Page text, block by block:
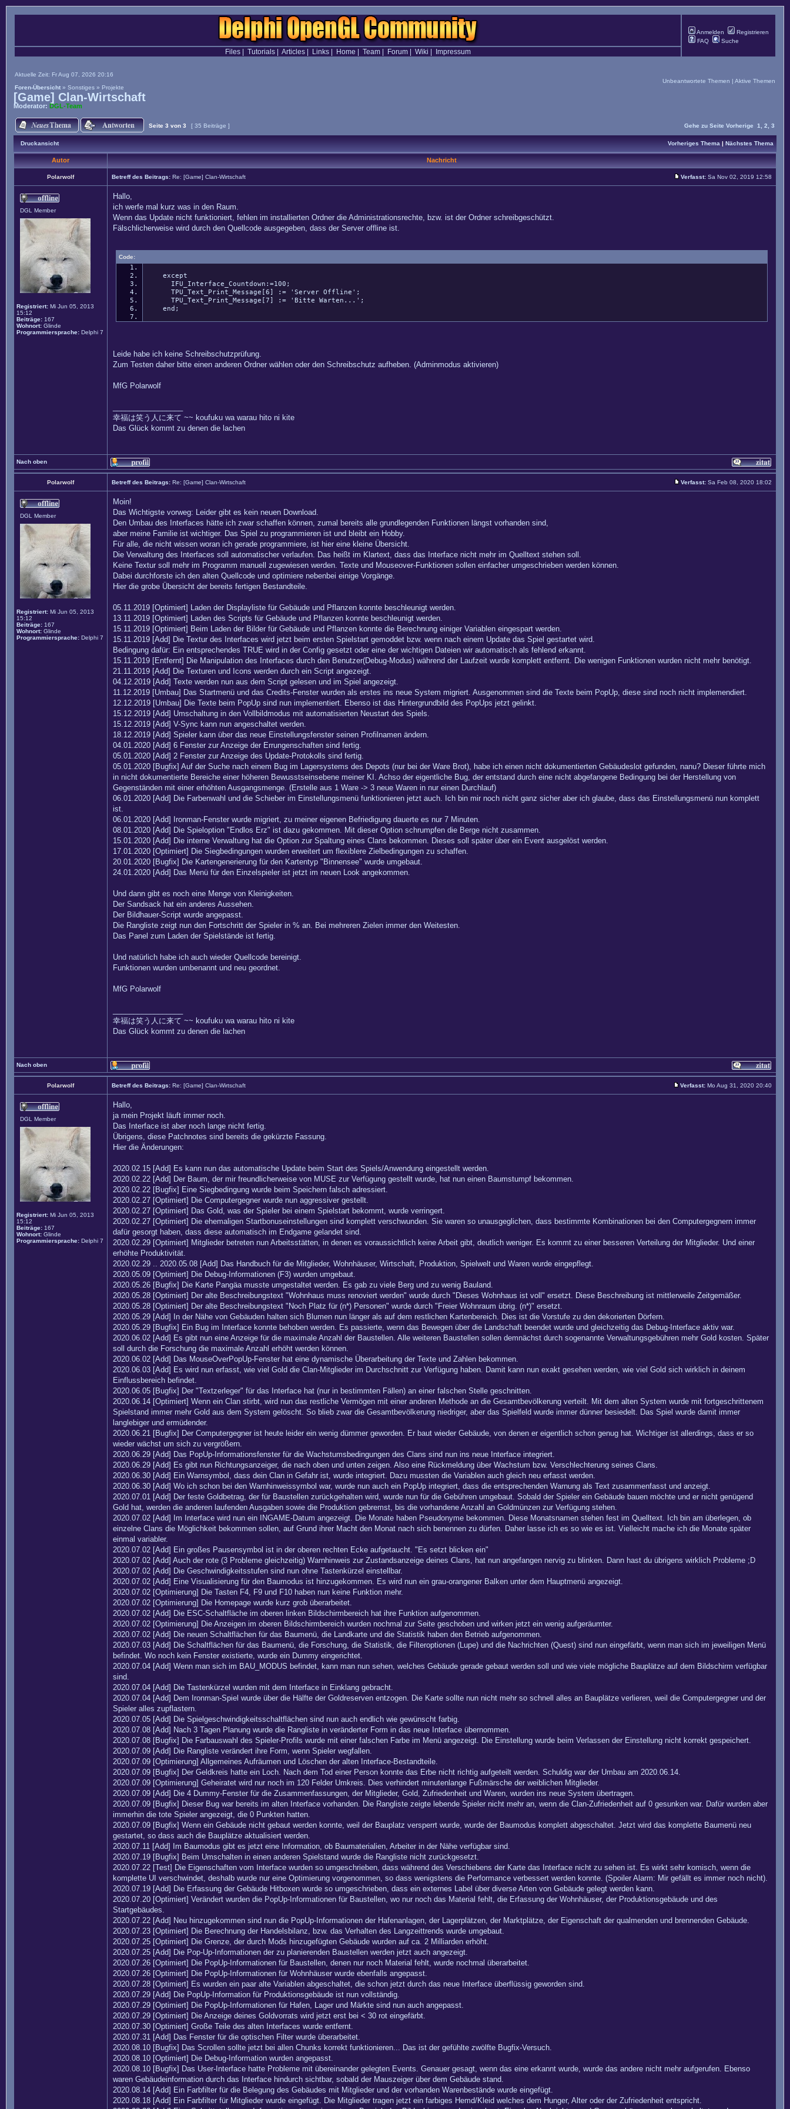
Anmelden
Registrieren
FAQ
Suche
Files| Tutorials| Articles| Links| Home Team| Forum| Wiki Impressum
Aktuelle Zeit: Fr Aug 07, 2026 20:16
Foren-Übersicht » Sonstiges » Projekte
Unbeantwortete Themen | Aktive Themen
[Game] Clan-Wirtschaft
Moderator: DGL-Team
Seite 3 von 3 [ 35 Beiträge ] Gehe zu Seite Vorherige 1 2 3
Druckansicht Vorheriges Thema | Nächstes Thema
Autor Nachricht
Polarwolf Betreff des Beitrags: Re: [Game] Clan-Wirtschaft Verfasst: Sa Nov 02, 2019 12:58
DGL Member
Registriert: Mi Jun 05, 2013
15:12
Beiträge: 167
Wohnort: Glinde
Programmiersprache: Delphi 7
Hallo,
ich werfe mal kurz was in den Raum.
Wenn das Update nicht funktioniert, fehlen im installierten Ordner die Administrationsrechte, bzw. ist der Ordner schreibgeschützt.
Fälschlicherweise wird durch den Quellcode ausgegeben, dass der Server offline ist.
Code:
except
IFU_Interface_Countdown:=100;
TPU_Text_Print_Message[6] := 'Server Offline';
TPU_Text_Print_Message[7] := 'Bitte Warten...';
end;
Leide habe ich keine Schreibschutzprüfung.
Zum Testen daher bitte einen anderen Ordner wählen oder den Schreibschutz aufheben. (Adminmodus aktivieren)
MfG Polarwolf
幸福は笑う人に来て ~~ koufuku wa warau hito ni kite
Das Glück kommt zu denen die lachen
Nach oben
Polarwolf Betreff des Beitrags: Re: [Game] Clan-Wirtschaft Verfasst: Sa Feb 08, 2020 18:02
DGL Member
Registriert: Mi Jun 05, 2013
15:12
Beiträge: 167
Wohnort: Glinde
Programmiersprache: Delphi 7
Moin!
Das Wichtigste vorweg: Leider gibt es kein neuen Download.
Den Umbau des Interfaces hätte ich zwar schaffen können, zumal bereits alle grundlegenden Funktionen längst vorhanden sind,
aber meine Familie ist wichtiger. Das Spiel zu programmieren ist und bleibt ein Hobby.
Für alle, die nicht wissen woran ich gerade programmiere, ist hier eine kleine Übersicht.
Die Verwaltung des Interfaces soll automatischer verlaufen. Das heißt im Klartext, dass das Interface nicht mehr im Quelltext stehen soll.
Keine Textur soll mehr im Programm manuell zugewiesen werden. Texte und Mouseover-Funktionen sollen einfacher umgeschrieben werden können.
Dabei durchforste ich den alten Quellcode und optimiere nebenbei einige Vorgänge.
Hier die grobe Übersicht der bereits fertigen Bestandteile.
05.11.2019 [Optimiert] Laden der Displayliste für Gebäude und Pflanzen konnte beschleunigt werden.
13.11.2019 [Optimiert] Laden des Scripts für Gebäude und Pflanzen konnte beschleunigt werden.
15.11.2019 [Optimiert] Beim Laden der Bilder für Gebäude und Pflanzen konnte die Berechnung einiger Variablen eingespart werden.
15.11.2019 [Add] Die Textur des Interfaces wird jetzt beim ersten Spielstart gemoddet bzw. wenn nach einem Update das Spiel gestartet wird.
Bedingung dafür: Ein entsprechendes TRUE wird in der Config gesetzt oder eine der wichtigen Dateien wir automatisch als fehlend erkannt.
15.11.2019 [Entfernt] Die Manipulation des Interfaces durch den Benutzer(Debug-Modus) während der Laufzeit wurde komplett entfernt. Die wenigen Funktionen wurden nicht mehr benötigt.
21.11.2019 [Add] Die Texturen und Icons werden durch ein Script angezeigt.
04.12.2019 [Add] Texte werden nun aus dem Script gelesen und im Spiel angezeigt.
11.12.2019 [Umbau] Das Startmenü und das Credits-Fenster wurden als erstes ins neue System migriert. Ausgenommen sind die Texte beim PopUp, diese sind noch nicht implemendiert.
12.12.2019 [Umbau] Die Texte beim PopUp sind nun implementiert. Ebenso ist das Hintergrundbild des PopUps jetzt gelinkt.
15.12.2019 [Add] Umschaltung in den Vollbildmodus mit automatisierten Neustart des Spiels.
15.12.2019 [Add] V-Sync kann nun angeschaltet werden.
18.12.2019 [Add] Spieler kann über das neue Einstellungsfenster seinen Profilnamen ändern.
04.01.2020 [Add] 6 Fenster zur Anzeige der Errungenschaften sind fertig.
05.01.2020 [Add] 2 Fenster zur Anzeige des Update-Protokolls sind fertig.
05.01.2020 [Bugfix] Auf der Suche nach einem Bug im Lagersystems des Depots (nur bei der Ware Brot), habe ich einen nicht dokumentierten Gebäudeslot gefunden, nanu? Dieser führte mich
in nicht dokumentierte Bereiche einer höheren Bewusstseinsebene meiner KI. Achso der eigentliche Bug, der entstand durch eine nicht abgefangene Bedingung bei der Herstellung von
Gegenständen mit einer erhöhten Ausgangsmenge. (Erstelle aus 1 Ware -> 3 neue Waren in nur einen Durchlauf)
06.01.2020 [Add] Die Farbenwahl und die Schieber im Einstellungsmenü funktionieren jetzt auch. Ich bin mir noch nicht ganz sicher aber ich glaube, dass das Einstellungsmenü nun komplett
ist.
06.01.2020 [Add] Ironman-Fenster wurde migriert, zu meiner eigenen Befriedigung dauerte es nur 7 Minuten.
08.01.2020 [Add] Die Spieloption "Endlos Erz" ist dazu gekommen. Mit dieser Option schrumpfen die Berge nicht zusammen.
15.01.2020 [Add] Die interne Verwaltung hat die Option zur Spaltung eines Clans bekommen. Dieses soll später über ein Event ausgelöst werden.
17.01.2020 [Optimiert] Die Siegbedingungen wurden erweitert um flexiblere Zielbedingungen zu schaffen.
20.01.2020 [Bugfix] Die Kartengenerierung für den Kartentyp "Binnensee" wurde umgebaut.
24.01.2020 [Add] Das Menü für den Einzelspieler ist jetzt im neuen Look angekommen.
Und dann gibt es noch eine Menge von Kleinigkeiten.
Der Sandsack hat ein anderes Aussehen.
Der Bildhauer-Script wurde angepasst.
Die Rangliste zeigt nun den Fortschritt der Spieler in % an. Bei mehreren Zielen immer den Weitesten.
Das Panel zum Laden der Spielstände ist fertig.
Und natürlich habe ich auch wieder Quellcode bereinigt.
Funktionen wurden umbenannt und neu geordnet.
MfG Polarwolf
幸福は笑う人に来て ~~ koufuku wa warau hito ni kite
Das Glück kommt zu denen die lachen
Nach oben
Polarwolf Betreff des Beitrags: Re: [Game] Clan-Wirtschaft Verfasst: Mo Aug 31, 2020 20:40
DGL Member
Registriert: Mi Jun 05, 2013
15:12
Beiträge: 167
Wohnort: Glinde
Programmiersprache: Delphi 7
Hallo,
ja mein Projekt läuft immer noch.
Das Interface ist aber noch lange nicht fertig.
Übrigens, diese Patchnotes sind bereits die gekürzte Fassung.
Hier die Änderungen:
2020.02.15 [Add] Es kann nun das automatische Update beim Start des Spiels/Anwendung eingestellt werden.
2020.02.22 [Add] Der Baum, der mir freundlicherweise von MUSE zur Verfügung gestellt wurde, hat nun einen Baumstumpf bekommen.
2020.02.22 [Bugfix] Eine Siegbedingung wurde beim Speichern falsch adressiert.
2020.02.27 [Optimiert] Die Computergegner wurde nun aggressiver gestellt.
2020.02.27 [Optimiert] Das Gold, was der Spieler bei einem Spielstart bekommt, wurde verringert.
2020.02.27 [Optimiert] Die ehemaligen Startbonuseinstellungen sind komplett verschwunden. Sie waren so unausgeglichen, dass bestimmte Kombinationen bei den Computergegnern immer
dafür gesorgt haben, dass diese automatisch im Endgame gelandet sind.
2020.02.29 [Optimiert] Mitglieder betreten nun Arbeitsstätten, in denen es voraussichtlich keine Arbeit gibt, deutlich weniger. Es kommt zu einer besseren Verteilung der Mitglieder. Und einer
erhöhte Produktivität.
2020.02.29 .. 2020.05.08 [Add] Das Handbuch für die Mitglieder, Wohnhäuser, Wirtschaft, Produktion, Spielwelt und Waren wurde eingepflegt.
2020.05.09 [Optimiert] Die Debug-Informationen (F3) wurden umgebaut.
2020.05.26 [Bugfix] Die Karte Pangäa musste umgestaltet werden. Es gab zu viele Berg und zu wenig Bauland.
2020.05.28 [Optimiert] Der alte Beschreibungstext "Wohnhaus muss renoviert werden" wurde durch "Dieses Wohnhaus ist voll" ersetzt. Diese Beschreibung ist mittlerweile Zeitgemäßer.
2020.05.28 [Optimiert] Der alte Beschreibungstext "Noch Platz für (n*) Personen" wurde durch "Freier Wohnraum übrig. (n*)" ersetzt.
2020.05.29 [Add] In der Nähe von Gebäuden halten sich Blumen nun länger als auf dem restlichen Kartenbereich. Dies ist die Vorstufe zu den dekorierten Dörfern.
2020.05.29 [Bugfix] Ein Bug im Interface konnte behoben werden. Es passierte, wenn das Bewegen über die Landschaft beendet wurde und gleichzeitig das Debug-Interface aktiv war.
2020.06.02 [Add] Es gibt nun eine Anzeige für die maximale Anzahl der Baustellen. Alle weiteren Baustellen sollen demnächst durch sogenannte Verwaltungsgebühren mehr Gold kosten. Später
soll durch die Forschung die maximale Anzahl erhöht werden können.
2020.06.02 [Add] Das MouseOverPopUp-Fenster hat eine dynamische Überarbeitung der Texte und Zahlen bekommen.
2020.06.03 [Add] Es wird nun erfasst, wie viel Gold die Clan-Mitglieder im Durchschnitt zur Verfügung haben. Damit kann nun exakt gesehen werden, wie viel Gold sich wirklich in deinem
Einflussbereich befindet.
2020.06.05 [Bugfix] Der "Textzerleger" für das Interface hat (nur in bestimmten Fällen) an einer falschen Stelle geschnitten.
2020.06.14 [Optimiert] Wenn ein Clan stirbt, wird nun das restliche Vermögen mit einer anderen Methode an die Gesamtbevölkerung verteilt. Mit dem alten System wurde mit fortgeschrittenem
Spielstand immer mehr Gold aus dem System gelöscht. So blieb zwar die Gesamtbevölkerung niedriger, aber das Spielfeld wurde immer dünner besiedelt. Das Spiel wurde damit immer
langlebiger und ermüdender.
2020.06.21 [Bugfix] Der Computergegner ist heute leider ein wenig dümmer geworden. Er baut wieder Gebäude, von denen er eigentlich schon genug hat. Wichtiger ist allerdings, dass er so
wieder wächst um sich zu vergrößern.
2020.06.29 [Add] Das PopUp-Informationsfenster für die Wachstumsbedingungen des Clans sind nun ins neue Interface integriert.
2020.06.29 [Add] Es gibt nun Richtungsanzeiger, die nach oben und unten zeigen. Also eine Rückmeldung über Wachstum bzw. Verschlechterung seines Clans.
2020.06.30 [Add] Ein Warnsymbol, dass dein Clan in Gefahr ist, wurde integriert. Dazu mussten die Variablen auch gleich neu erfasst werden.
2020.06.30 [Add] Wo ich schon bei den Warnhinweissymbol war, wurde nun auch ein PopUp integriert, dass die entsprechenden Warnung als Text zusammenfasst und anzeigt.
2020.07.01 [Add] Der feste Goldbetrag, der für Baustellen zurückgehalten wird, wurde nun für die Gebühren umgebaut. Sobald der Spieler ein Gebäude bauen möchte und er nicht genügend
Gold hat, werden die anderen laufenden Ausgaben sowie die Produktion gebremst, bis die vorhandene Anzahl an Goldmünzen zur Verfügung stehen.
2020.07.02 [Add] Im Interface wird nun ein INGAME-Datum angezeigt. Die Monate haben Pseudonyme bekommen. Diese Monatsnamen stehen fest im Quelltext. Ich bin am überlegen, ob
einzelne Clans die Möglichkeit bekommen sollen, auf Grund ihrer Macht den Monat nach sich benennen zu dürfen. Daher lasse ich es so wie es ist. Vielleicht mache ich die Monate später
einmal variabler.
2020.07.02 [Add] Ein großes Pausensymbol ist in der oberen rechten Ecke aufgetaucht. "Es setzt blicken ein"
2020.07.02 [Add] Auch der rote (3 Probleme gleichzeitig) Warnhinweis zur Zustandsanzeige deines Clans, hat nun angefangen nervig zu blinken. Dann hast du übrigens wirklich Probleme ;D
2020.07.02 [Add] Die Geschwindigkeitsstufen sind nun ohne Tastenkürzel einstellbar.
2020.07.02 [Add] Eine Visualisierung für den Baumodus ist hinzugekommen. Es wird nun ein grau-orangener Balken unter dem Hauptmenü angezeigt.
2020.07.02 [Optimierung] Die Tasten F4, F9 und F10 haben nun keine Funktion mehr.
2020.07.02 [Optimierung] Die Homepage wurde kurz grob überarbeitet.
2020.07.02 [Add] Die ESC-Schaltfläche im oberen linken Bildschirmbereich hat ihre Funktion aufgenommen.
2020.07.02 [Optimierung] Die Anzeigen im oberen Bildschirmbereich wurden nochmal zur Seite geschoben und wirken jetzt ein wenig aufgeräumter.
2020.07.02 [Add] Die neuen Schaltflächen für das Baumenü, die Landkarte und die Statistik haben den Betrieb aufgenommen.
2020.07.03 [Add] Die Schaltflächen für das Baumenü, die Forschung, die Statistik, die Filteroptionen (Lupe) und die Nachrichten (Quest) sind nun eingefärbt, wenn man sich im jeweiligen Menü
befindet. Wo noch kein Fenster existierte, wurde ein Dummy eingerichtet.
2020.07.04 [Add] Wenn man sich im BAU_MODUS befindet, kann man nun sehen, welches Gebäude gerade gebaut werden soll und wie viele mögliche Bauplätze auf dem Bildschirm verfügbar
sind.
2020.07.04 [Add] Die Tastenkürzel wurden mit dem Interface in Einklang gebracht.
2020.07.04 [Add] Dem Ironman-Spiel wurde über die Hälfte der Goldreserven entzogen. Die Karte sollte nun nicht mehr so schnell alles an Bauplätze verlieren, weil die Computergegner und der
Spieler alles zupflastern.
2020.07.05 [Add] Die Spielgeschwindigkeitsschaltflächen sind nun auch endlich wie gewünscht farbig.
2020.07.08 [Add] Nach 3 Tagen Planung wurde die Rangliste in veränderter Form in das neue Interface übernommen.
2020.07.08 [Bugfix] Die Farbauswahl des Spieler-Profils wurde mit einer falschen Farbe im Menü angezeigt. Die Einstellung wurde beim Verlassen der Einstellung nicht korrekt gespeichert.
2020.07.09 [Add] Die Rangliste verändert ihre Form, wenn Spieler wegfallen.
2020.07.09 [Optimierung] Allgemeines Aufräumen und Löschen der alten Interface-Bestandteile.
2020.07.09 [Bugfix] Der Geldkreis hatte ein Loch. Nach dem Tod einer Person konnte das Erbe nicht richtig aufgeteilt werden. Schuldig war der Umbau am 2020.06.14.
2020.07.09 [Optimierung] Geheiratet wird nur noch im 120 Felder Umkreis. Dies verhindert minutenlange Fußmärsche der weiblichen Mitglieder.
2020.07.09 [Add] Die 4 Dummy-Fenster für die Zusammenfassungen, der Mitglieder, Gold, Zufriedenheit und Waren, wurden ins neue System übertragen.
2020.07.09 [Bugfix] Dieser Bug war bereits im alten Interface vorhanden. Die Rangliste zeigte lebende Spieler nicht mehr an, wenn die Clan-Zufriedenheit auf 0 gesunken war. Dafür wurden aber
immerhin die tote Spieler angezeigt, die 0 Punkten hatten.
2020.07.09 [Bugfix] Wenn ein Gebäude nicht gebaut werden konnte, weil der Bauplatz versperrt wurde, wurde der Baumodus komplett abgeschaltet. Jetzt wird das komplette Baumenü neu
gestartet, so dass auch die Bauplätze aktualisiert werden.
2020.07.11 [Add] Im Baumodus gibt es jetzt eine Information, ob Baumaterialien, Arbeiter in der Nähe verfügbar sind.
2020.07.19 [Bugfix] Beim Umschalten in einen anderen Spielstand wurde die Rangliste nicht zurückgesetzt.
2020.07.22 [Test] Die Eigenschaften vom Interface wurden so umgeschrieben, dass während des Verschiebens der Karte das Interface nicht zu sehen ist. Es wirkt sehr komisch, wenn die
komplette UI verschwindet, deshalb wurde nur eine Optimierung vorgenommen, so dass wenigstens die Performance verbessert werden konnte. (Spoiler Alarm: Mir gefällt es immer noch nicht).
2020.07.19 [Add] Die Erfassung der Gebäude Hitboxen wurde so umgeschrieben, dass ein externes Label über diverse Arten von Gebäude gelegt werden kann.
2020.07.20 [Optimiert] Verändert wurden die PopUp-Informationen für Baustellen, wo nur noch das Material fehlt, die Erfassung der Wohnhäuser, der Produktionsgebäude und des
Startgebäudes.
2020.07.22 [Add] Neu hinzugekommen sind nun die PopUp-Informationen der Hafenanlagen, der Lagerplätzen, der Marktplätze, der Eigenschaft der qualmenden und brennenden Gebäude.
2020.07.23 [Optimiert] Die Berechnung der Handelsbilanz, bzw. das Verhalten des Langzeittrends wurde umgebaut.
2020.07.25 [Optimiert] Die Grenze, der durch Mods hinzugefügten Gebäude wurden auf ca. 2 Milliarden erhöht.
2020.07.25 [Add] Die Pop-Up-Informationen der zu planierenden Baustellen werden jetzt auch angezeigt.
2020.07.26 [Optimiert] Die PopUp-Informationen für Baustellen, denen nur noch Material fehlt, wurde nochmal überarbeitet.
2020.07.26 [Optimiert] Die PopUp-Informationen für Wohnhäuser wurde ebenfalls angepasst.
2020.07.28 [Optimiert] Es wurden ein paar alte Variablen abgeschaltet, die schon jetzt durch das neue Interface überflüssig geworden sind.
2020.07.29 [Add] Die PopUp-Information für Produktionsgebäude ist nun vollständig.
2020.07.29 [Optimiert] Die PopUp-Informationen für Hafen, Lager und Märkte sind nun auch angepasst.
2020.07.29 [Optimiert] Die Anzeige deines Goldvorrats wird jetzt erst bei < 30 rot eingefärbt.
2020.07.30 [Optimiert] Große Teile des alten Interfaces wurde entfernt.
2020.07.31 [Add] Das Fenster für die optischen Filter wurde überarbeitet.
2020.08.10 [Bugfix] Das Scrollen sollte jetzt bei allen Chunks korrekt funktionieren... Das ist der gefühlte zwölfte Bugfix-Versuch.
2020.08.10 [Optimiert] Die Debug-Information wurden angepasst.
2020.08.10 [Bugfix] Das User-Interface hatte Probleme mit übereinander gelegten Events. Genauer gesagt, wenn das eine erkannt wurde, wurde das andere nicht mehr aufgerufen. Ebenso
waren Gebäudeinformation durch das Interface hindurch sichtbar, sobald der Mauszeiger über dem Gebäude stand.
2020.08.14 [Add] Ein Farbfilter für die Belegung des Gebäudes mit Mitglieder und der vorhanden Warenbestände wurde eingefügt.
2020.08.18 [Add] Ein Farbfilter für Mitglieder wurde eingefügt. Die Mitglieder tragen jetzt ein farbiges Hemd/Kleid welches dem Hunger, Alter oder der Zufriedenheit entspricht.